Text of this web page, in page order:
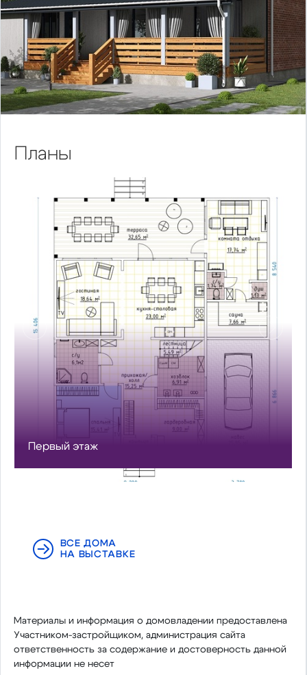
Планы
Первый этаж
Предыдущий
ВСЕ ДОМА
НА ВЫСТАВКЕ
Материалы и информация о домовладении предоставлена
Участником-застройщиком, администрация сайта
ответственность за содержание и достоверность данной
информации не несет